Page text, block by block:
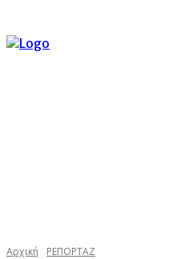
Αρχική ΡΕΠΟΡΤΑΖ